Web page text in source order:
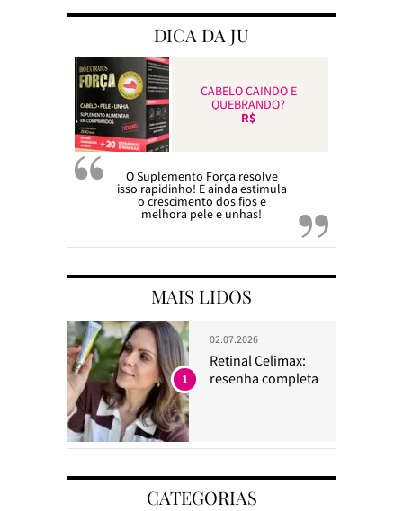
DICA DA JU
CABELO CAINDO E
QUEBRANDO?
R$
O Suplemento Força resolve
isso rapidinho! E ainda estimula
o crescimento dos fios e
melhora pele e unhas!
MAIS LIDOS
02.07.2026
Retinal Celimax:
resenha completa
1
CATEGORIAS